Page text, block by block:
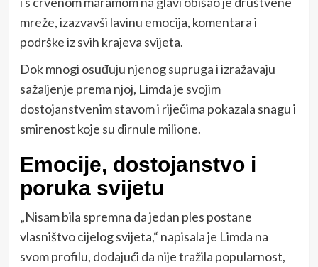
mreže, izazvavši lavinu emocija, komentara i
podrške iz svih krajeva svijeta.
Dok mnogi osuđuju njenog supruga i izražavaju
sažaljenje prema njoj, Limda je svojim
dostojanstvenim stavom i riječima pokazala snagu i
smirenost koje su dirnule milione.
Emocije, dostojanstvo i
poruka svijetu
„Nisam bila spremna da jedan ples postane
vlasništvo cijelog svijeta,“ napisala je Limda na
svom profilu, dodajući da nije tražila popularnost,